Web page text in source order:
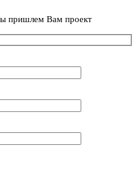
пришлем Вам проект